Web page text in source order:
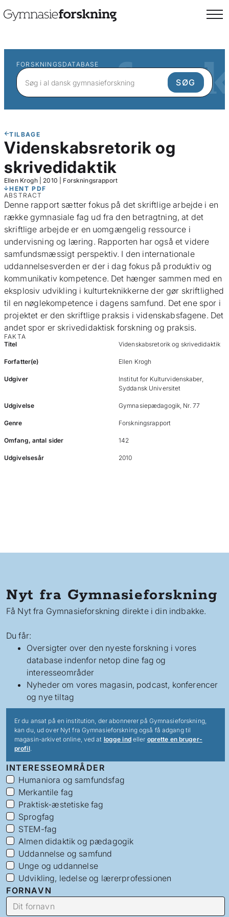
FORSKNINGSDATABASE
TILBAGE
Videnskabsretorik og
skrivedidaktik
Ellen Krogh| 2010
Forskningsrapport
HENT PDF
ABSTRACT
Denne rapport sætter fokus på det skriftlige arbejde i en
række gymnasiale fag ud fra den betragtning, at det
skriftlige arbejde er en uomgængelig ressource i
undervisning og læring. Rapporten har også et videre
samfundsmæssigt perspektiv. I den internationale
uddannelsesverden er der i dag fokus på produktiv og
kommunikativ kompetence. Det hænger sammen med en
eksplosiv udvikling i kulturteknikkerne der gør skriftlighed
til en nøglekompetence i dagens samfund. Det ene spor i
projektet er den skriftlige praksis i videnskabsfagene. Det
andet spor er skrivedidaktisk forskning og praksis.
FAKTA
Titel
Videnskabsretorik og skrivedidaktik
Forfatter(e) Ellen Krogh
Udgiver
Institut for Kulturvidenskaber,
Syddansk Universitet
Udgivelse Gymnasiepædagogik, Nr. 77
Genre Forskningsrapport
Omfang, antal sider 142
Udgivelsesår 2010
Nyt fra Gymnasieforskning
Få Nyt fra Gymnasieforskning direkte i din indbakke.
Du får:
Oversigter over den nyeste forskning i vores
database indenfor netop dine fag og
interesseområder
Nyheder om vores magasin, podcast, konferencer
og nye tiltag
Er du ansat på en institution, der abonnerer på Gymnasieforskning,
kan du, ud over Nyt fra Gymnasieforskning også få adgang til
magasin-arkivet online, ved at logge indeller oprette en bruger-
profil.
INTERESSEOMRÅDER
Humaniora og samfundsfag
Merkantile fag
Praktisk-æstetiske fag
Sprogfag
STEM-fag
Almen didaktik og pædagogik
Uddannelse og samfund
Unge og uddannelse
Udvikling, ledelse og lærerprofessionen
FORNAVN